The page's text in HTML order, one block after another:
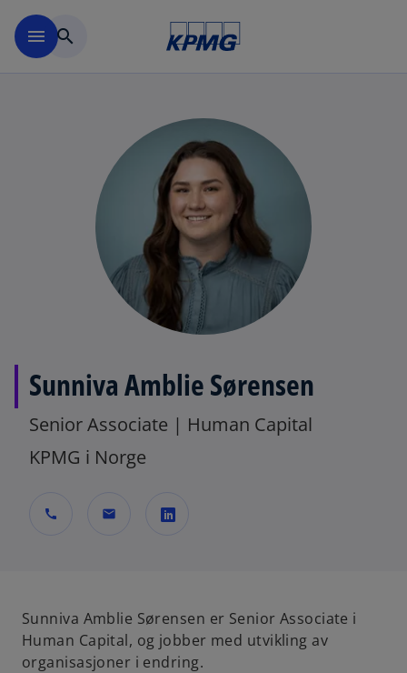
menu search
Sunniva Amblie Sørensen
Senior Associate | Human Capital
KPMG i Norge
call mail
n
s
i
Sunniva Amblie Sørensen er Senior Associate i
Human Capital, og jobber med utvikling av
organisasjoner i endring.